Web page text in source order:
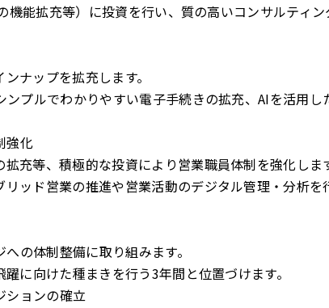
能拡充等）に投資を行い、質の高いコンサルティ
ナップを拡充します。
プルでわかりやすい電子手続きの拡充、AIを活用
強化
充等、積極的な投資により営業職員体制を強化しま
ッド営業の推進や営業活動のデジタル管理・分析を
の体制整備に取り組みます。
に向けた種まきを行う3年間と位置づけます。
ションの確立